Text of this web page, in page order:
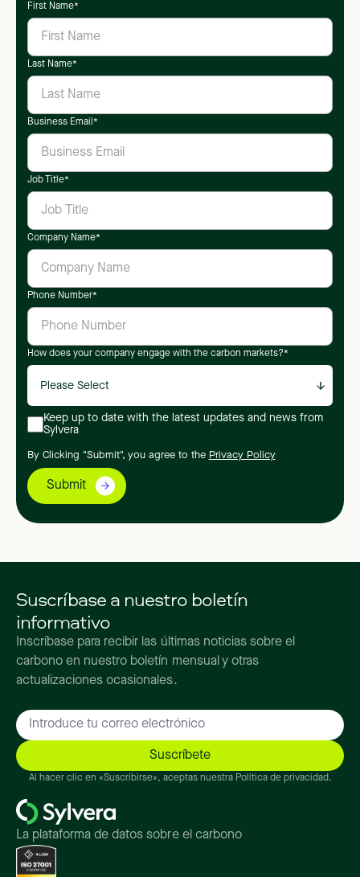
First Name*
Last Name*
Business Email *
Job Title*
Company Name*
Phone Number*
How does your company engage with the carbon markets?*
Keep up to date with the latest updates and news from
Sylvera
By Clicking "Submit", you agree to the Privacy Policy
Suscríbase a nuestro boletín
informativo
Inscríbase para recibir las últimas noticias sobre el
carbono en nuestro boletín mensual y otras
actualizaciones ocasionales.
Al hacer clic en «Suscribirse», aceptas nuestra Política de privacidad.
La plataforma de datos sobre el carbono